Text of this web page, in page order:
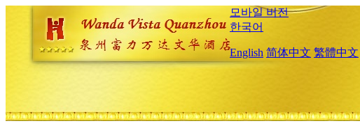
모바일 버전
한국어
English 简体中文 繁體中文